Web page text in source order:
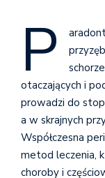
P
otaczających i
prowadzi do
a w skrajnych
Współczesna
metod leczenia,
choroby i